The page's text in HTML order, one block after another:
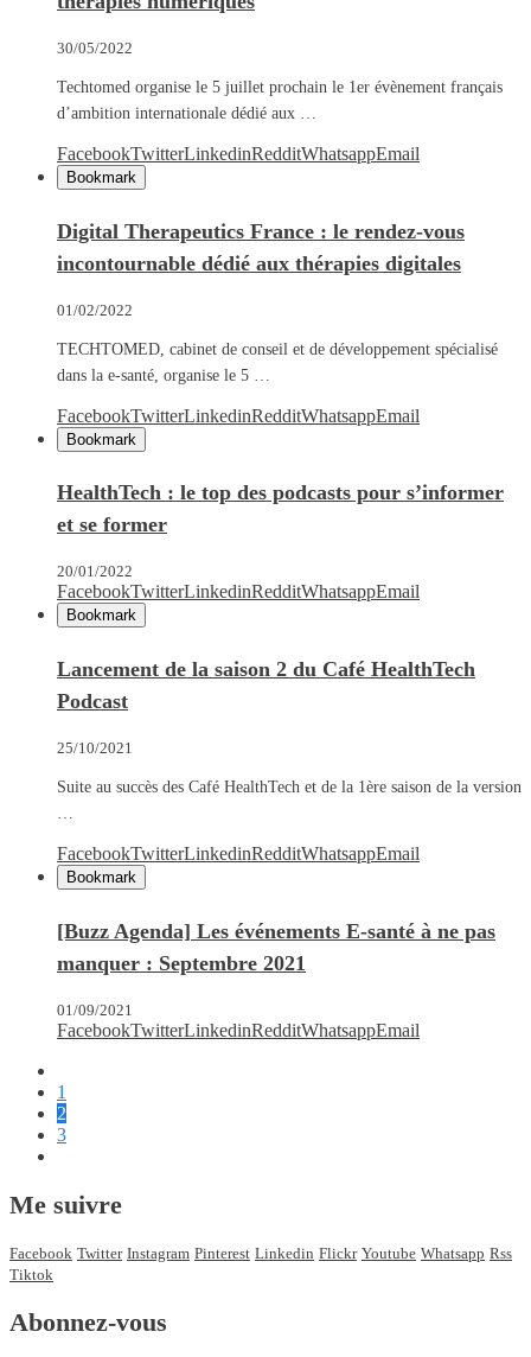
30/05/2022
Techtomed organise le 5 juillet prochain le 1er évènement français
d’ambition internationale dédié aux …
FacebookTwitterLinkedinRedditWhatsappEmail
Bookmark
Digital Therapeutics France : le rendez-vous
incontournable dédié aux thérapies digitales
01/02/2022
TECHTOMED, cabinet de conseil et de développement spécialisé
dans la e-santé, organise le 5 …
FacebookTwitterLinkedinRedditWhatsappEmail
Bookmark
HealthTech : le top des podcasts pour s’informer
et se former
20/01/2022
FacebookTwitterLinkedinRedditWhatsappEmail
Bookmark
Lancement de la saison 2 du Café HealthTech
Podcast
25/10/2021
Suite au succès des Café HealthTech et de la 1ère saison de la version
…
FacebookTwitterLinkedinRedditWhatsappEmail
Bookmark
[Buzz Agenda] Les événements E-santé à ne pas
manquer : Septembre 2021
01/09/2021
FacebookTwitterLinkedinRedditWhatsappEmail
1
2
3
Me suivre
Facebook Twitter Instagram Pinterest Linkedin Flickr Youtube Whatsapp Rss
Tiktok
Abonnez-vous